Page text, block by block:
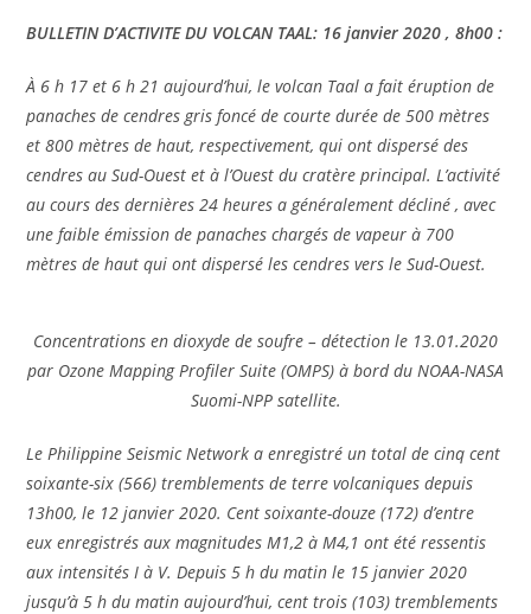
BULLETIN D’ACTIVITE DU VOLCAN TAAL: 16 janvier 2020 , 8h00 :
À 6 h 17 et 6 h 21 aujourd’hui, le volcan Taal a fait éruption de
panaches de cendres gris foncé de courte durée de 500 mètres
et 800 mètres de haut, respectivement, qui ont dispersé des
cendres au Sud-Ouest et à l’Ouest du cratère principal. L’activité
au cours des dernières 24 heures a généralement décliné , avec
une faible émission de panaches chargés de vapeur à 700
mètres de haut qui ont dispersé les cendres vers le Sud-Ouest.
Concentrations en dioxyde de soufre – détection le 13.01.2020
par Ozone Mapping Profiler Suite (OMPS) à bord du NOAA-NASA
Suomi-NPP satellite.
Le Philippine Seismic Network a enregistré un total de cinq cent
soixante-six (566) tremblements de terre volcaniques depuis
13h00, le 12 janvier 2020. Cent soixante-douze (172) d’entre
eux enregistrés aux magnitudes M1,2 à M4,1 ont été ressentis
aux intensités I à V. Depuis 5 h du matin le 15 janvier 2020
jusqu’à 5 h du matin aujourd’hui, cent trois (103) tremblements